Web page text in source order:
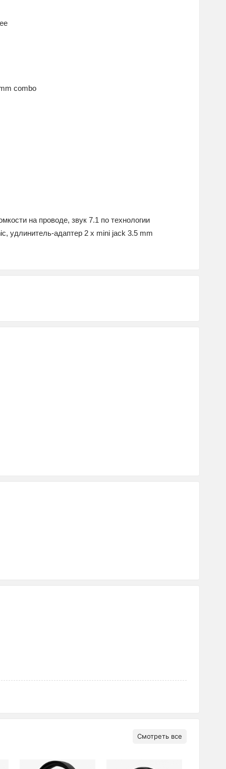
combo
на проводе, звук 7.1 по технологии
удлинитель-адаптер 2 х mini jack 3.5 mm
Смотреть все